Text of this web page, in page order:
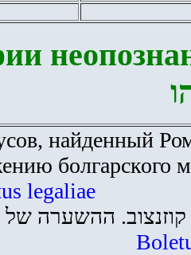
найденный
болгарского
legaliae
ההשערה של